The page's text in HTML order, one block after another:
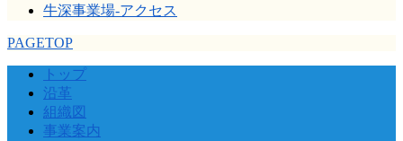
牛深事業場-アクセス
PAGETOP
トップ
沿革
組織図
事業案内